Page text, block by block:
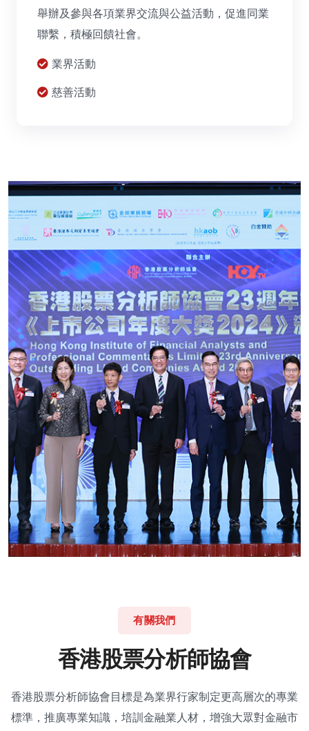
舉辦及參與各項業界交流與公益活動，促進同業
聯繫，積極回饋社會。
業界活動
慈善活動
有關我們
香港股票分析師協會
香港股票分析師協會目標是為業界行家制定更高層次的專業
標準，推廣專業知識，培訓金融業人材，增強大眾對金融市